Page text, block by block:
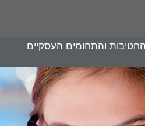
החטיבות והתחומים העסקיים